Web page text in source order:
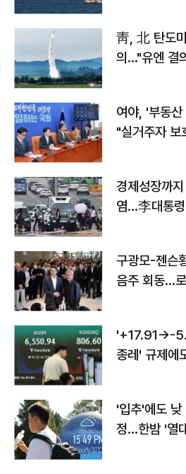
靑, 北 탄도
의…"유엔 결
여야, '부동
"실거주자
경제성장까
염…李대통
구광모-젠슨
음주 회동…
'+17.91→-
종레' 규제에
'입추'에도
정…한밤 '열